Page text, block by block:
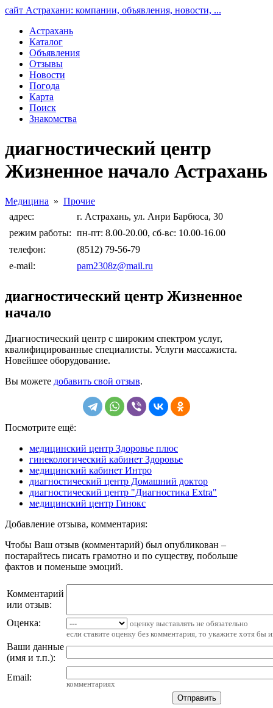
сайт Астрахани: компании, объявления, новости, ...
Астрахань
Каталог
Объявления
Отзывы
Новости
Погода
Карта
Поиск
Знакомства
диагностический центр
Жизненное начало Астрахань
Медицина » Прочие
адрес:
г. Астрахань, ул. Анри Барбюса, 30
режим работы: пн-пт: 8.00-20.00, сб-вс: 10.00-16.00
телефон:
(8512) 79-56-79
e-mail:
pam2308z@mail.ru
диагностический центр Жизненное
начало
Диагностический центр с широким спектром услуг,
квалифицированные специалисты. Услуги массажиста.
Новейшее оборудование.
Вы можете добавить свой отзыв.
Посмотрите ещё:
медицинский центр Здоровье плюс
гинекологический кабинет Здоровье
медицинский кабинет Интро
диагностический центр Домашний доктор
диагностический центр "Диагностика Extra"
медицинский центр Гинокс
Добавление отзыва, комментария:
Чтобы Ваш отзыв (комментарий) был опубликован –
постарайтесь писать грамотно и по существу, побольше
фактов и поменьше эмоций.
Комментарий
или отзыв:
Оценка:
оценку выставлять не обязательно
если ставите оценку без комментария, то укажите хотя бы
Ваши данные
(имя и т.п.):
Email:
комментариях